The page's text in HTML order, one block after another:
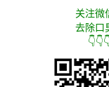
关注微
去除口